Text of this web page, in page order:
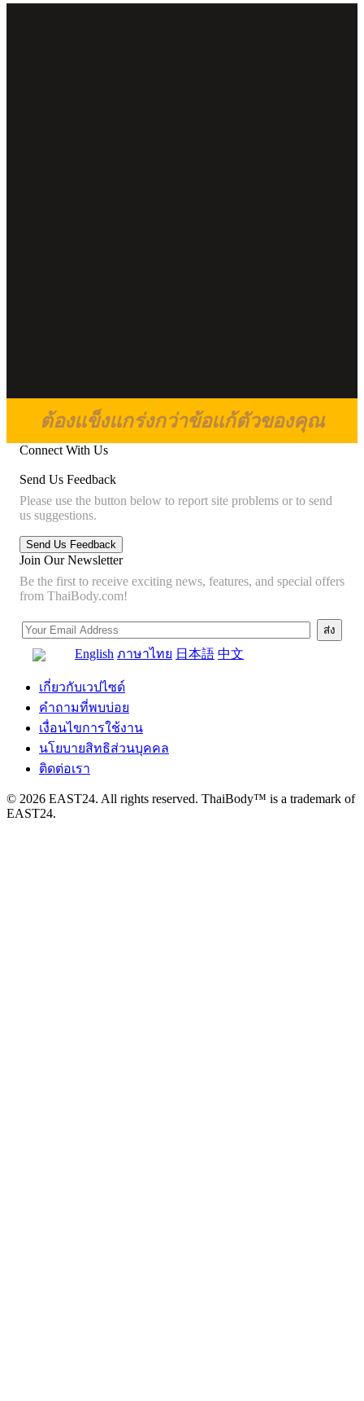
ต้องแข็งแกร่งกว่าข้อแก้ตัวของคุณ
Connect With Us
Send Us Feedback
Please use the button below to report site problems or to send
us suggestions.
Join Our Newsletter
Be the first to receive exciting news, features, and special offers
from ThaiBody.com!
English ภาษาไทย 日本語 中文
เกี่ยวกับเวปไซด์
คำถามที่พบบ่อย
เงื่อนไขการใช้งาน
นโยบายสิทธิส่วนบุคคล
ติดต่อเรา
© 2026 EAST24. All rights reserved. ThaiBody™ is a trademark of
EAST24.